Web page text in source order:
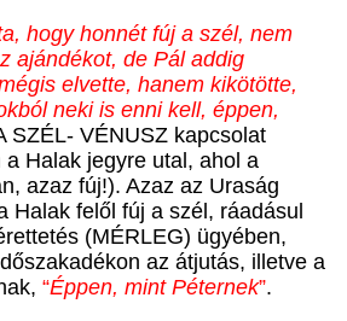
hogy honnét fúj a szél, nem
ajándékot, de Pál addig
elvette, hanem kikötötte,
neki is enni kell, éppen,
SZÉL- VÉNUSZ kapcsolat
Halak jegyre utal, ahol a
azaz fúj!). Azaz az Uraság
Halak felől fúj a szél, ráadásul
(MÉRLEG) ügyében,
az átjutás, illetve a
“Éppen, mint Péternek”.